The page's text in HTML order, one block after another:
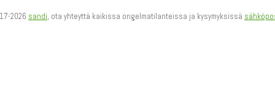
2026 sandi, ota yhteyttä kaikissa ongelmatilanteissa ja kysymyksissä